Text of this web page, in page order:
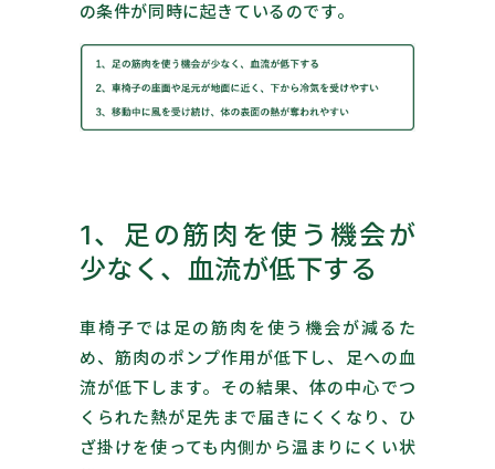
の条件が同時に起きているのです。
1、足の筋肉を使う機会が
少なく、血流が低下する
車椅子では足の筋肉を使う機会が減るた
め、筋肉のポンプ作用が低下し、足への血
流が低下します。その結果、体の中心でつ
くられた熱が足先まで届きにくくなり、ひ
ざ掛けを使っても内側から温まりにくい状